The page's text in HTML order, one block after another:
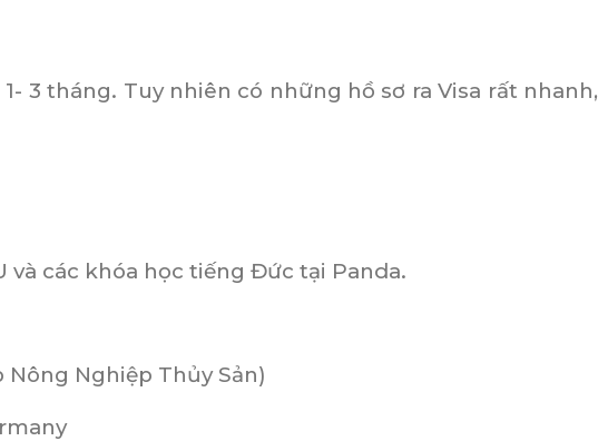
3 tháng. Tuy nhiên có những hồ sơ ra Visa rất nhanh,
các khóa học tiếng Đức tại Panda.
Nông Nghiệp Thủy Sản)